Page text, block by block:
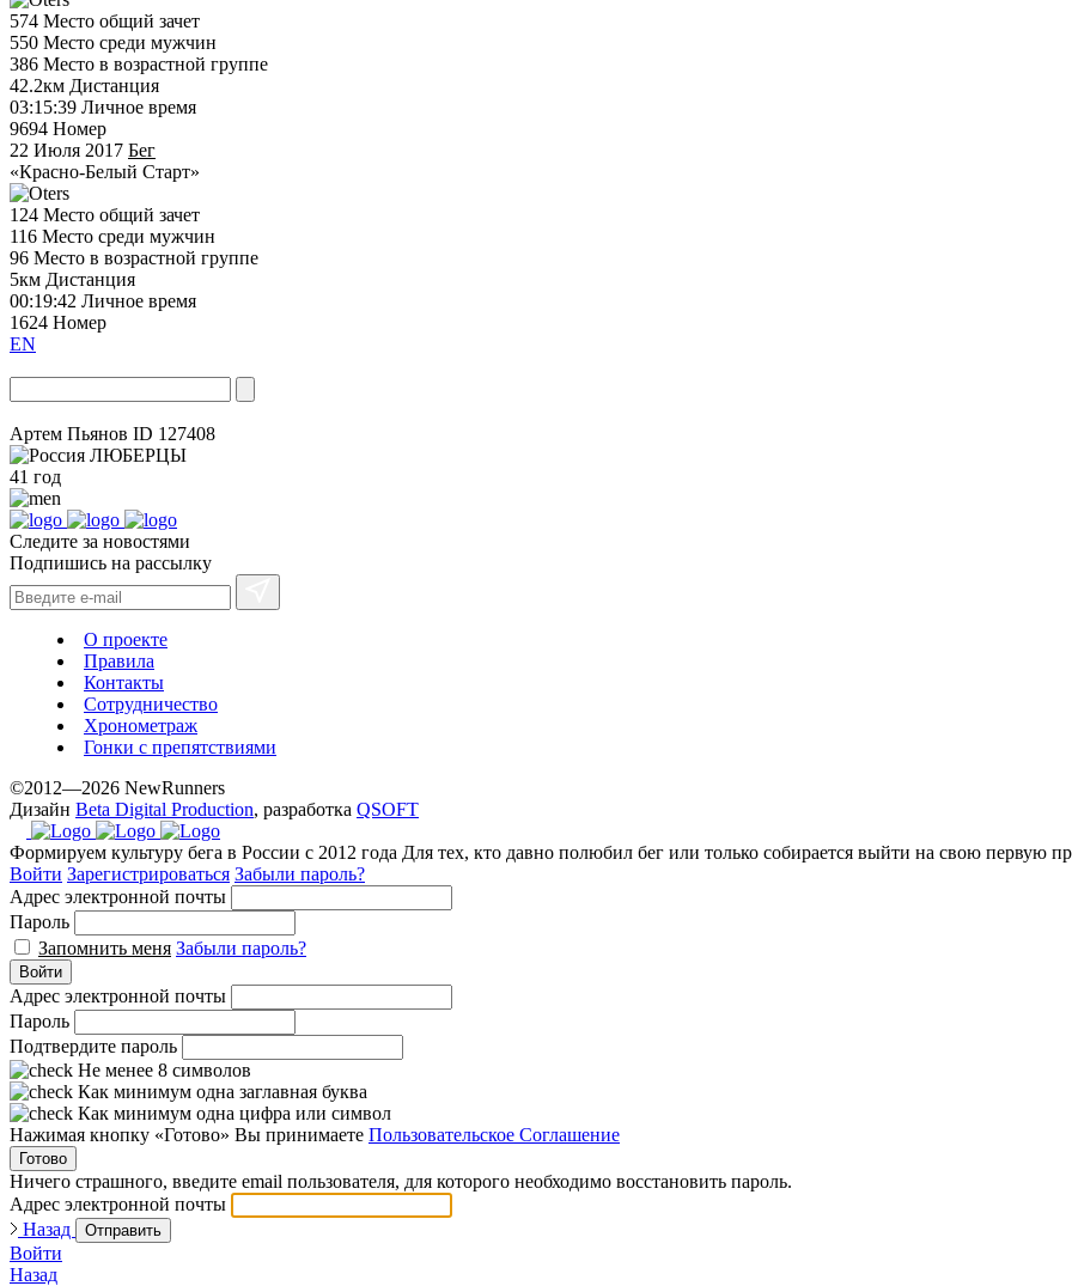
574 Место общий зачет
550 Место среди мужчин
386 Место в возрастной группе
42.2км Дистанция
03:15:39 Личное время
9694 Номер
22 Июля 2017 Бег
«Красно-Белый Старт»
124 Место общий зачет
116 Место среди мужчин
96 Место в возрастной группе
5км Дистанция
00:19:42 Личное время
1624 Номер
EN
Артем Пьянов ID 127408
ЛЮБЕРЦЫ
41 год
Следите за новостями
Подпишись на рассылку
О проекте
Правила
Контакты
Сотрудничество
Хронометраж
Гонки с препятствиями
©2012—2026 NewRunners
Дизайн Beta Digital Production, разработка QSOFT
Формируем культуру бега в России с 2012 года Для тех, кто давно полюбил бег или только собирается выйти на свою первую
Войти Зарегистрироваться Забыли пароль?
Адрес электронной почты
Пароль
Запомнить меня Забыли пароль?
Войти
Адрес электронной почты
Пароль
Подтвердите пароль
Не менее 8 символов
Как минимум одна заглавная буква
Как минимум одна цифра или символ
Нажимая кнопку «Готово» Вы принимаете Пользовательское Соглашение
Готово
Ничего страшного, введите email пользователя, для которого необходимо восстановить пароль.
Адрес электронной почты
Назад
Отправить
Войти
Назад